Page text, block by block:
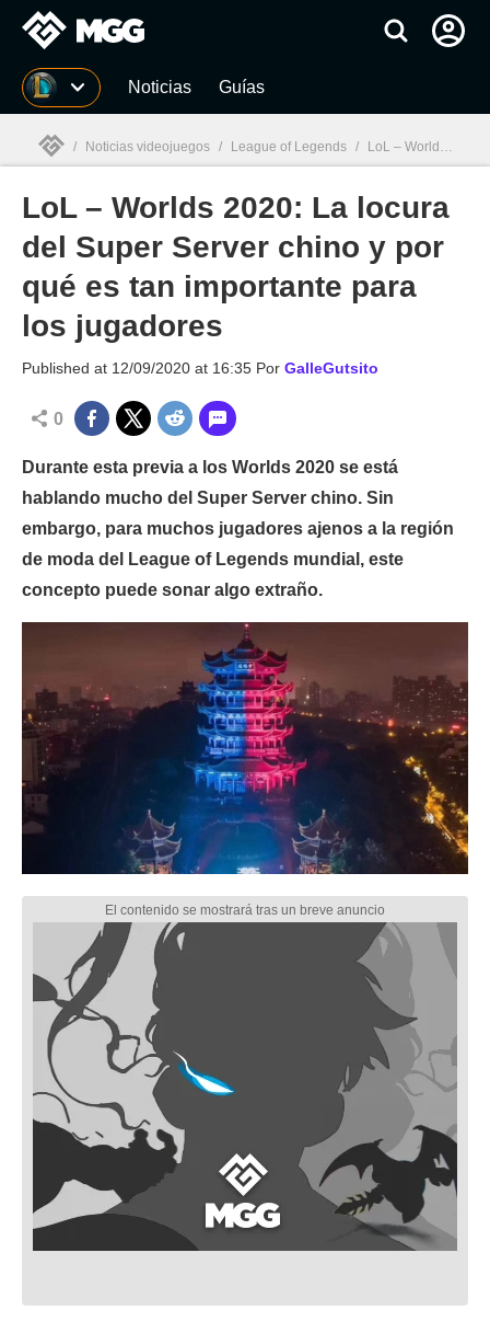
MGG Noticias Guías
MGG
/ Noticias videojuegos / League of Legends / LoL – Worlds 2020: La locura del Super Server chino y por qué es tan importante para los jugadores
LoL – Worlds 2020: La locura
del Super Server chino y por
qué es tan importante para
los jugadores
Published at 12/09/2020 at 16:35 Por GalleGutsito
0
Durante esta previa a los Worlds 2020 se está
hablando mucho del Super Server chino. Sin
embargo, para muchos jugadores ajenos a la región
de moda del League of Legends mundial, este
concepto puede sonar algo extraño.